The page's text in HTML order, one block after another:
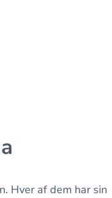
Hver af dem har sin